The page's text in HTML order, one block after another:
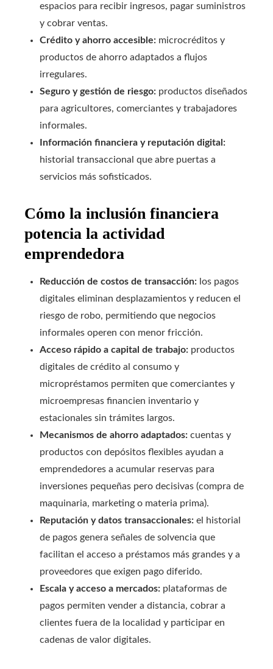
espacios para recibir ingresos, pagar suministros
y cobrar ventas.
Crédito y ahorro accesible: microcréditos y
productos de ahorro adaptados a flujos
irregulares.
Seguro y gestión de riesgo: productos diseñados
para agricultores, comerciantes y trabajadores
informales.
Información financiera y reputación digital:
historial transaccional que abre puertas a
servicios más sofisticados.
Cómo la inclusión financiera
potencia la actividad
emprendedora
Reducción de costos de transacción: los pagos
digitales eliminan desplazamientos y reducen el
riesgo de robo, permitiendo que negocios
informales operen con menor fricción.
Acceso rápido a capital de trabajo: productos
digitales de crédito al consumo y
micropréstamos permiten que comerciantes y
microempresas financien inventario y
estacionales sin trámites largos.
Mecanismos de ahorro adaptados: cuentas y
productos con depósitos flexibles ayudan a
emprendedores a acumular reservas para
inversiones pequeñas pero decisivas (compra de
maquinaria, marketing o materia prima).
Reputación y datos transaccionales: el historial
de pagos genera señales de solvencia que
facilitan el acceso a préstamos más grandes y a
proveedores que exigen pago diferido.
Escala y acceso a mercados: plataformas de
pagos permiten vender a distancia, cobrar a
clientes fuera de la localidad y participar en
cadenas de valor digitales.